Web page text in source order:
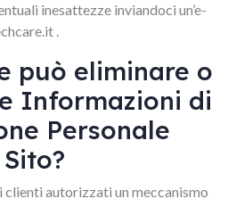
inesattezze inviandoci un’e-
.
può eliminare o
Informazioni di
Personale
clienti autorizzati un meccanismo